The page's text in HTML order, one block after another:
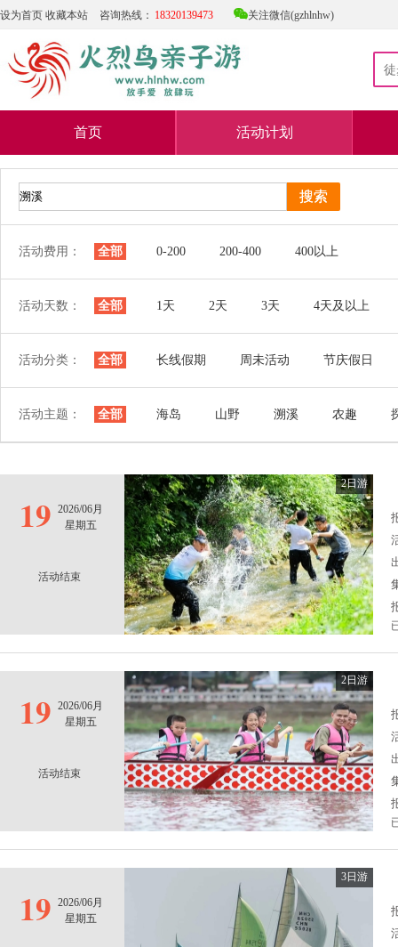
设为首页 收藏本站 咨询热线： 18320139473 关注微信(gzhlnhw)
首页 活动计划
活动费用： 全部 0-200 200-400 400以上
活动天数： 全部 1天 2天 3天 4天及以上
活动分类： 全部 长线假期 周未活动 节庆假日
活动主题： 全部 海岛 山野 溯溪 农趣
19 2026/06月
星期五
活动结束
2日游
19 2026/06月
星期五
活动结束
2日游
19 2026/06月
星期五
3日游